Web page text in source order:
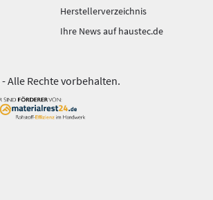
Herstellerverzeichnis
Ihre News auf haustec.de
Alle Rechte vorbehalten.